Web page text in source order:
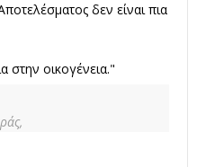
δεν είναι πια
στην οικογένεια."